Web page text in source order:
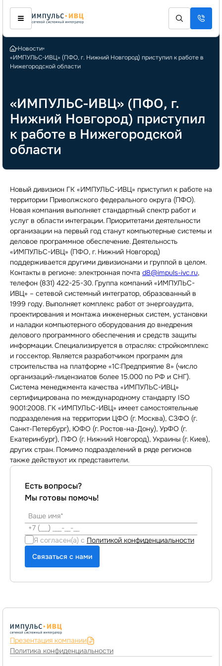
Новости
«ИМПУЛЬС-ИВЦ» (ПФО, г. Нижний Новгород) приступил к работе в
Нижегородской области
«ИМПУЛЬС-ИВЦ» (ПФО, г.
Нижний Новгород) приступил
к работе в Нижегородской
области
Новый дивизион ГК «ИМПУЛЬС-ИВЦ» приступил к работе на
территории Приволжского федерального округа (ПФО).
Новая компания выполняет стандартный спектр работ и
услуг в области интеграции. Приоритетами деятельности
организации на первый год станут компьютерные системы и
деловое программное обеспечение. Деятельность
«ИМПУЛЬС-ИВЦ» (ПФО, г. Нижний Новгород)
поддерживается другими дивизионами и группой в целом.
Контакты в регионе: электронная почта d8@impuls-ivc.ru,
телефон (831) 422-25-30. Группа компаний «ИМПУЛЬС-
ИВЦ» – сетевой системный интегратор, образованный в
1999 году. Выполняет комплекс работ от энергоаудита,
проектирования и монтажа инженерных систем, установки
и наладки компьютерного оборудования до внедрения
делового программного обеспечения и средств защиты
информации. Специализируется в отраслях: стройкомплекс
и госсектор. Является разработчиком программ для
строительства на платформе «1С:Предприятие 8» (число
организаций-лицензиатов более 15.000 по РФ и СНГ).
Система менеджмента качества «ИМПУЛЬС-ИВЦ»
сертифицирована по международному стандарту ISO
9001:2008. ГК «ИМПУЛЬС-ИВЦ» имеет самостоятельные
подразделения на территории ЦФО (г. Москва), СЗФО (г.
Санкт-Петербург), ЮФО (г. Ростов-на-Дону), УрФО (г.
Екатеринбург), ПФО (г. Нижний Новгород), Украины (г. Киев),
других стран. Помимо подразделений в ряде регионов
также действуют их представители.
Есть вопросы?
Мы готовы помочь!
Я согласен(а) с Политикой конфиденциальности
Связаться с нами
Презентация компании
Политика конфиденциальности